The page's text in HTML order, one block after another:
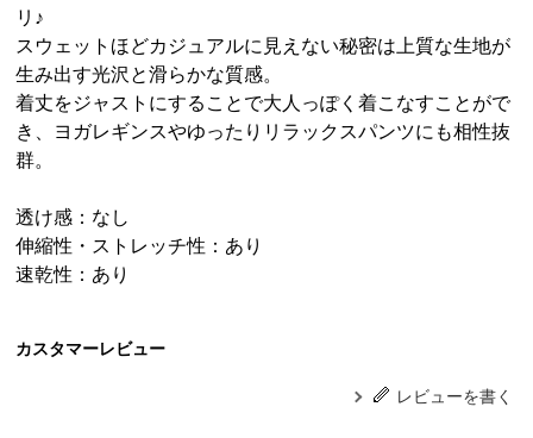
リ♪
スウェットほどカジュアルに見えない秘密は上質な生地が
生み出す光沢と滑らかな質感。
着丈をジャストにすることで大人っぽく着こなすことがで
き、ヨガレギンスやゆったりリラックスパンツにも相性抜
群。
透け感：なし
伸縮性・ストレッチ性：あり
速乾性：あり
カスタマーレビュー
レビューを書く